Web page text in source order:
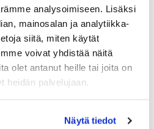
analysoimiseen. Lisäksi
mainosalan ja analytiikka-
siitä, miten käytät
voivat yhdistää näitä
olet antanut heille tai joita on
heidän palvelujaan.
Näytä tiedot